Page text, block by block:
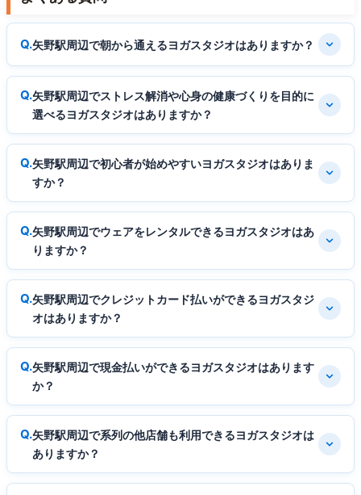
矢野駅周辺で朝から通えるヨガスタジオはありますか？
矢野駅周辺でストレス解消や心身の健康づくりを目的に
選べるヨガスタジオはありますか？
矢野駅周辺で初心者が始めやすいヨガスタジオはありま
すか？
矢野駅周辺でウェアをレンタルできるヨガスタジオはあ
りますか？
矢野駅周辺でクレジットカード払いができるヨガスタジ
オはありますか？
矢野駅周辺で現金払いができるヨガスタジオはあります
か？
矢野駅周辺で系列の他店舗も利用できるヨガスタジオは
ありますか？